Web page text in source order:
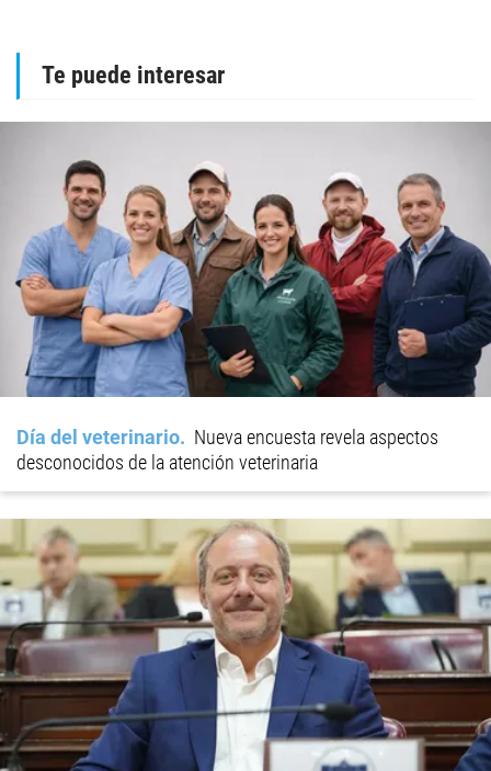
Te puede interesar
Día del veterinario
Nueva encuesta revela aspectos
desconocidos de la atención veterinaria